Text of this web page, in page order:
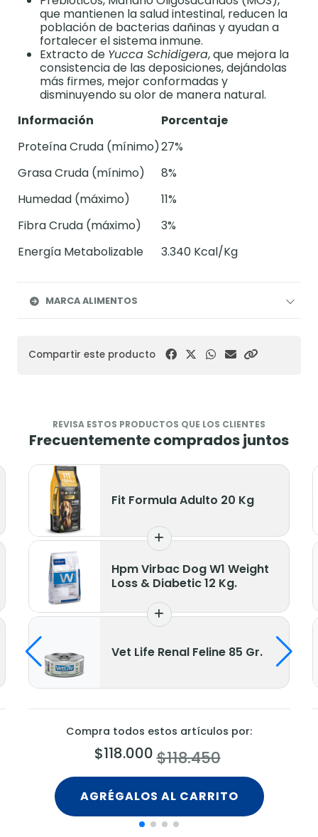
que mantienen la salud intestinal, reducen la
población de bacterias dañinas y ayudan a
fortalecer el sistema inmune.
Extracto de Yucca Schidigera, que mejora la
consistencia de las deposiciones, dejándolas
más firmes, mejor conformadas y
disminuyendo su olor de manera natural.
Información
Porcentaje
Proteína Cruda (mínimo)27%
Grasa Cruda (mínimo)
8%
Humedad (máximo)
11%
Fibra Cruda (máximo)
3%
Energía Metabolizable
3.340 Kcal/Kg
MARCA ALIMENTOS
Compartir este producto
REVISA ESTOS PRODUCTOS QUE LOS CLIENTES
Frecuentemente comprados juntos
Fit Formula Adulto 20 Kg
Calming Collar Perro 65 Cm
Compra todos estos artículos por:
AGRÉGALOS AL CARRITO